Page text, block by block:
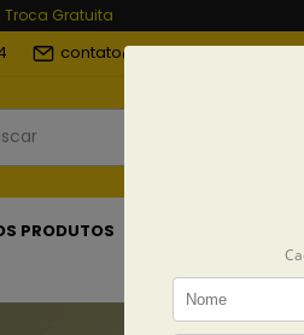
Troca Gratuita
contato@capsulashop.com.br
PRODUTOS